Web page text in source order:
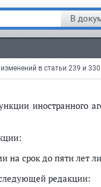
В
редакции:
на срок до пяти лет
иностранного
на срок до пяти лет
редакции: